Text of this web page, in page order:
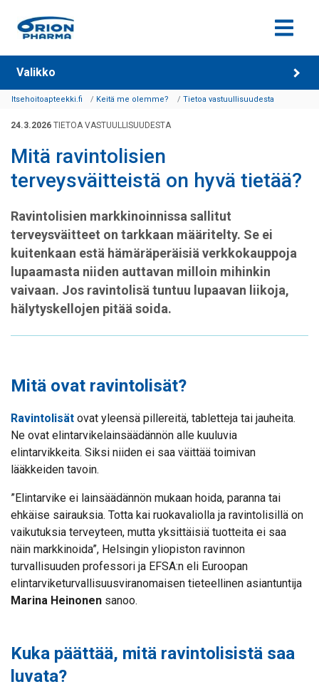
Siirry sisältöön
Valikko
Itsehoitoapteekki.fi Keitä me olemme? Tietoa vastuullisuudesta
24.3.2026 TIETOA VASTUULLISUUDESTA
Mitä ravintolisien
terveysväitteistä on hyvä tietää?
Ravintolisien markkinoinnissa sallitut
terveysväitteet on tarkkaan määritelty. Se ei
kuitenkaan estä hämäräperäisiä verkkokauppoja
lupaamasta niiden auttavan milloin mihinkin
vaivaan. Jos ravintolisä tuntuu lupaavan liikoja,
hälytyskellojen pitää soida.
Mitä ovat ravintolisät?
Ravintolisät ovat yleensä pillereitä, tabletteja tai jauheita.
Ne ovat elintarvikelainsäädännön alle kuuluvia
elintarvikkeita. Siksi niiden ei saa väittää toimivan
lääkkeiden tavoin.
”Elintarvike ei lainsäädännön mukaan hoida, paranna tai
ehkäise sairauksia. Totta kai ruokavaliolla ja ravintolisillä on
vaikutuksia terveyteen, mutta yksittäisiä tuotteita ei saa
näin markkinoida”, Helsingin yliopiston ravinnon
turvallisuuden professori ja EFSA:n eli Euroopan
elintarviketurvallisuusviranomaisen tieteellinen asiantuntija
Marina Heinonen sanoo.
Kuka päättää, mitä ravintolisistä saa
luvata?